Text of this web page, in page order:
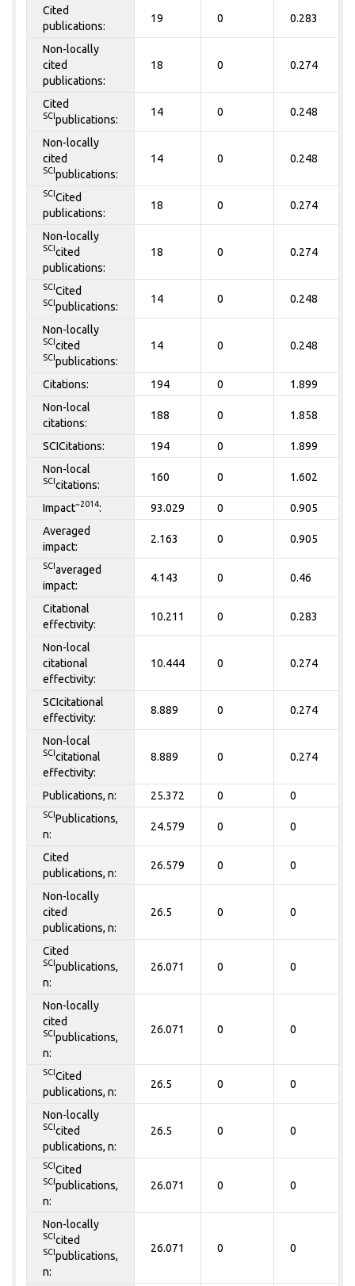
Cited
publications:
19 0 0.283
Non-locally
cited
publications:
18 0 0.274
Cited
SCI publications:
14 0 0.248
Non-locally
cited
SCI publications:
14 0 0.248
SCI Cited
publications:
18 0 0.274
Non-locally
SCI cited
publications:
18 0 0.274
SCI Cited
SCI publications:
14 0 0.248
Non-locally
SCI cited
SCI publications:
14 0 0.248
Citations: 194 0 1.899
Non-local
citations:
188 0 1.858
SCICitations: 194 0 1.899
Non-local
SCI citations:
160 0 1.602
Impact~2014: 93.029 0 0.905
Averaged
impact:
2.163 0 0.905
SCI averaged
impact:
4.143 0 0.46
Citational
effectivity:
10.211 0 0.283
Non-local
citational
effectivity:
10.444 0 0.274
SCIcitational
effectivity:
8.889 0 0.274
Non-local
SCI citational
effectivity:
8.889 0 0.274
Publications, n: 25.372 0 0
SCI Publications,
n:
24.579 0 0
Cited
publications, n:
26.579 0 0
Non-locally
cited
publications, n:
26.5 0 0
Cited
SCI publications,
n:
26.071 0 0
Non-locally
cited
SCI publications,
n:
26.071 0 0
SCI Cited
publications, n:
26.5 0 0
Non-locally
SCI cited
publications, n:
26.5 0 0
SCI Cited
SCI publications,
n:
26.071 0 0
Non-locally
SCI cited
SCI publications,
n:
26.071 0 0